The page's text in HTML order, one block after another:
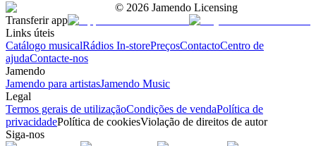
© 2026 Jamendo Licensing
Transferir app
Links úteis
Catálogo musicalRádios In-storePreçosContactoCentro de
ajudaContacte-nos
Jamendo
Jamendo para artistasJamendo Music
Legal
Termos gerais de utilizaçãoCondições de vendaPolítica de
privacidadePolítica de cookiesViolação de direitos de autor
Siga-nos